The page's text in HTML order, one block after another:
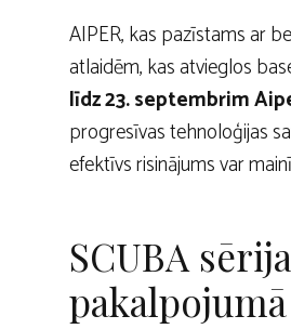
AIPER, kas pazīstams ar
atlaidēm, kas atvieglos
līdz 23. septembrim
progresīvas tehnoloģijas
efektīvs risinājums var
SCUBA
pakalpojumā